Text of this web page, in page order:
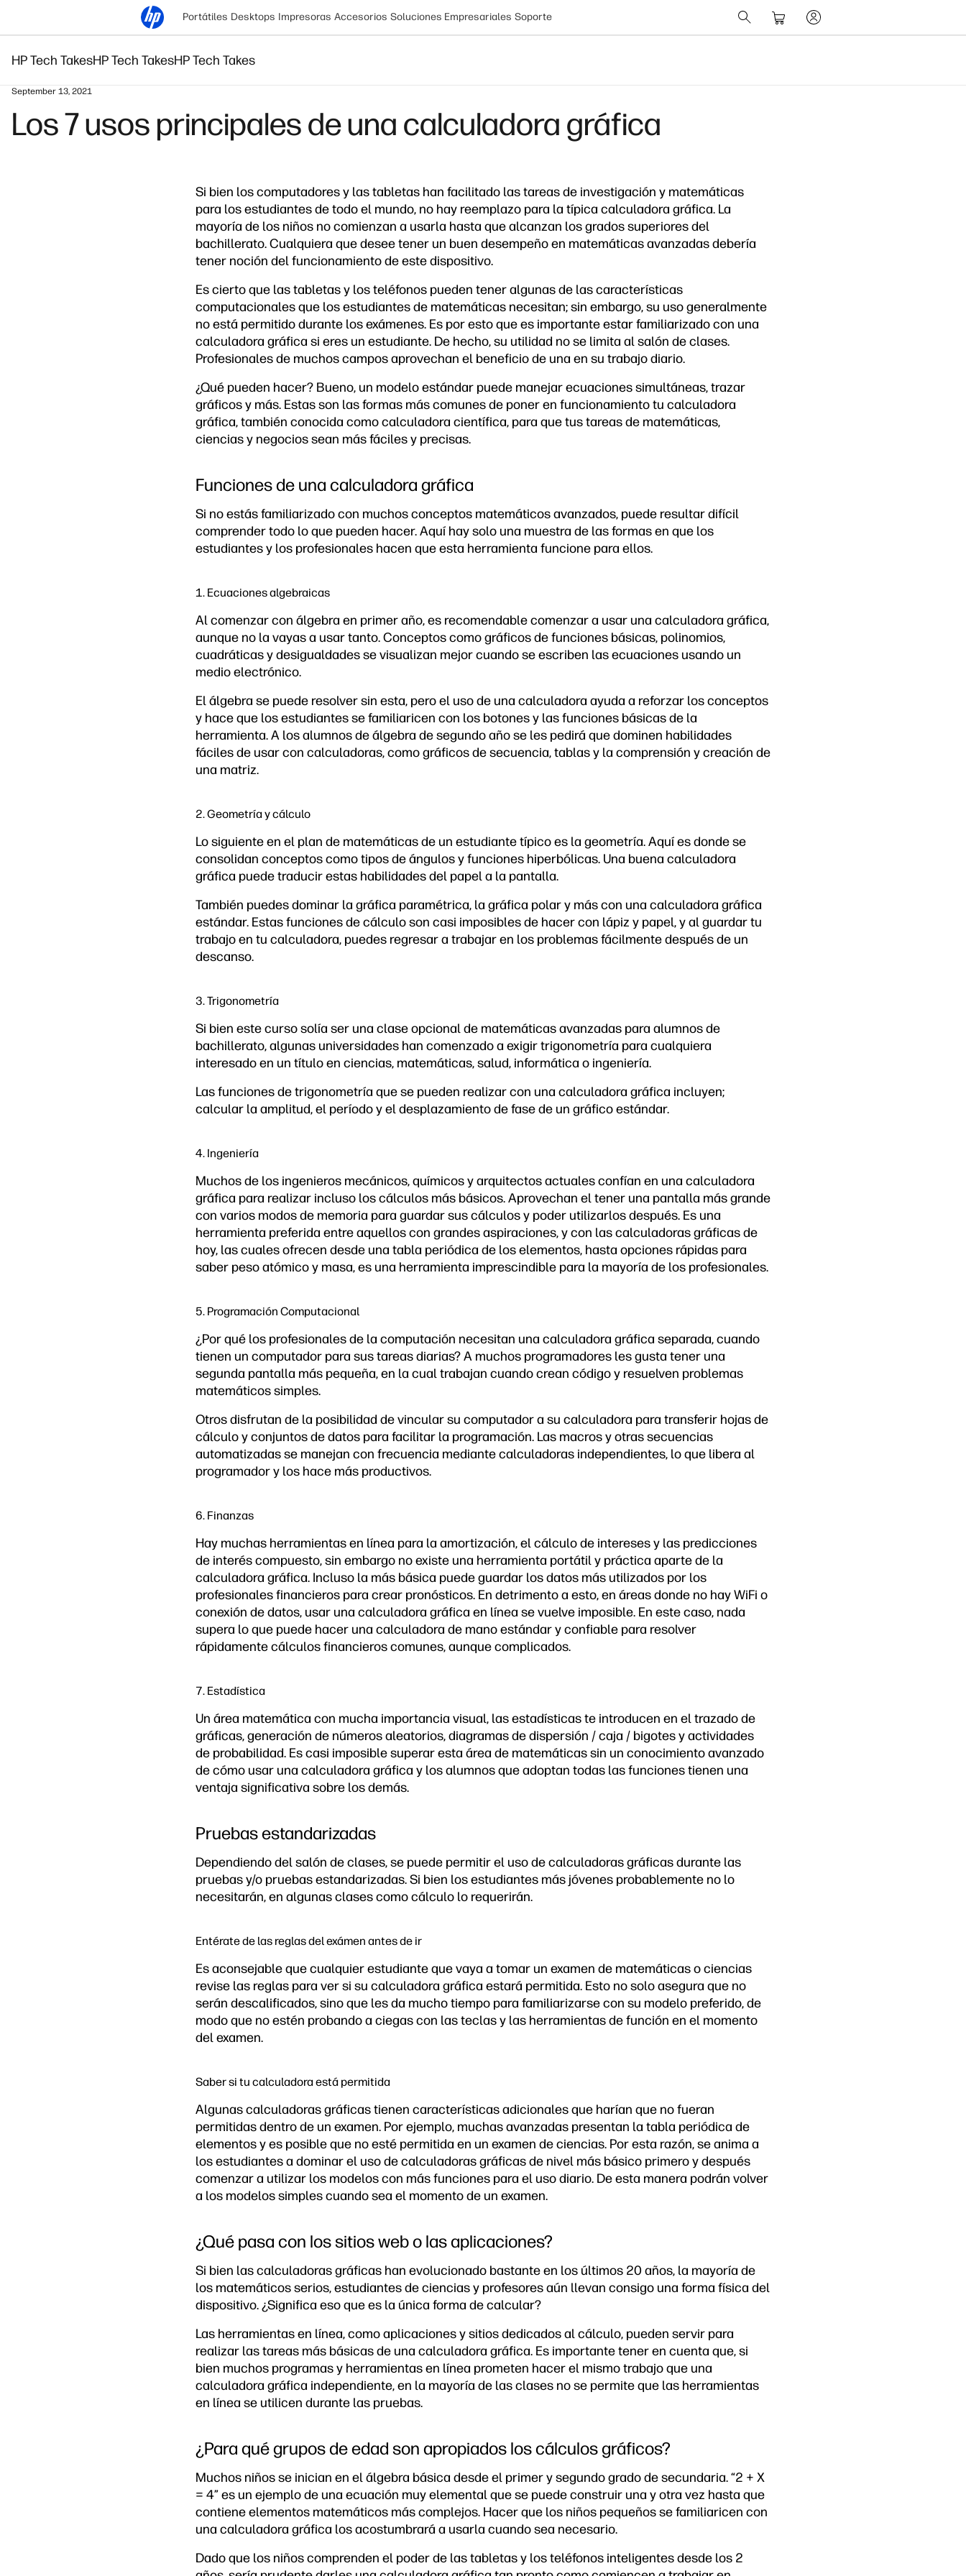
Portátiles Desktops Impresoras Accesorios Soluciones Empresariales Soporte
HP Tech TakesHP Tech TakesHP Tech Takes
September 13, 2021
Los 7 usos principales de una calculadora gráfica
Si bien los computadores y las tabletas han facilitado las tareas de investigación y matemáticas
para los estudiantes de todo el mundo, no hay reemplazo para la típica calculadora gráfica. La
mayoría de los niños no comienzan a usarla hasta que alcanzan los grados superiores del
bachillerato. Cualquiera que desee tener un buen desempeño en matemáticas avanzadas debería
tener noción del funcionamiento de este dispositivo.
Es cierto que las tabletas y los teléfonos pueden tener algunas de las características
computacionales que los estudiantes de matemáticas necesitan; sin embargo, su uso generalmente
no está permitido durante los exámenes. Es por esto que es importante estar familiarizado con una
calculadora gráfica si eres un estudiante. De hecho, su utilidad no se limita al salón de clases.
Profesionales de muchos campos aprovechan el beneficio de una en su trabajo diario.
¿Qué pueden hacer? Bueno, un modelo estándar puede manejar ecuaciones simultáneas, trazar
gráficos y más. Estas son las formas más comunes de poner en funcionamiento tu calculadora
gráfica, también conocida como calculadora científica, para que tus tareas de matemáticas,
ciencias y negocios sean más fáciles y precisas.
Funciones de una calculadora gráfica
Si no estás familiarizado con muchos conceptos matemáticos avanzados, puede resultar difícil
comprender todo lo que pueden hacer. Aquí hay solo una muestra de las formas en que los
estudiantes y los profesionales hacen que esta herramienta funcione para ellos.
1. Ecuaciones algebraicas
Al comenzar con álgebra en primer año, es recomendable comenzar a usar una calculadora gráfica,
aunque no la vayas a usar tanto. Conceptos como gráficos de funciones básicas, polinomios,
cuadráticas y desigualdades se visualizan mejor cuando se escriben las ecuaciones usando un
medio electrónico.
El álgebra se puede resolver sin esta, pero el uso de una calculadora ayuda a reforzar los conceptos
y hace que los estudiantes se familiaricen con los botones y las funciones básicas de la
herramienta. A los alumnos de álgebra de segundo año se les pedirá que dominen habilidades
fáciles de usar con calculadoras, como gráficos de secuencia, tablas y la comprensión y creación de
una matriz.
2. Geometría y cálculo
Lo siguiente en el plan de matemáticas de un estudiante típico es la geometría. Aquí es donde se
consolidan conceptos como tipos de ángulos y funciones hiperbólicas. Una buena calculadora
gráfica puede traducir estas habilidades del papel a la pantalla.
También puedes dominar la gráfica paramétrica, la gráfica polar y más con una calculadora gráfica
estándar. Estas funciones de cálculo son casi imposibles de hacer con lápiz y papel, y al guardar tu
trabajo en tu calculadora, puedes regresar a trabajar en los problemas fácilmente después de un
descanso.
3. Trigonometría
Si bien este curso solía ser una clase opcional de matemáticas avanzadas para alumnos de
bachillerato, algunas universidades han comenzado a exigir trigonometría para cualquiera
interesado en un título en ciencias, matemáticas, salud, informática o ingeniería.
Las funciones de trigonometría que se pueden realizar con una calculadora gráfica incluyen;
calcular la amplitud, el período y el desplazamiento de fase de un gráfico estándar.
4. Ingeniería
Muchos de los ingenieros mecánicos, químicos y arquitectos actuales confían en una calculadora
gráfica para realizar incluso los cálculos más básicos. Aprovechan el tener una pantalla más grande
con varios modos de memoria para guardar sus cálculos y poder utilizarlos después. Es una
herramienta preferida entre aquellos con grandes aspiraciones, y con las calculadoras gráficas de
hoy, las cuales ofrecen desde una tabla periódica de los elementos, hasta opciones rápidas para
saber peso atómico y masa, es una herramienta imprescindible para la mayoría de los profesionales.
5. Programación Computacional
¿Por qué los profesionales de la computación necesitan una calculadora gráfica separada, cuando
tienen un computador para sus tareas diarias? A muchos programadores les gusta tener una
segunda pantalla más pequeña, en la cual trabajan cuando crean código y resuelven problemas
matemáticos simples.
Otros disfrutan de la posibilidad de vincular su computador a su calculadora para transferir hojas de
cálculo y conjuntos de datos para facilitar la programación. Las macros y otras secuencias
automatizadas se manejan con frecuencia mediante calculadoras independientes, lo que libera al
programador y los hace más productivos.
6. Finanzas
Hay muchas herramientas en línea para la amortización, el cálculo de intereses y las predicciones
de interés compuesto, sin embargo no existe una herramienta portátil y práctica aparte de la
calculadora gráfica. Incluso la más básica puede guardar los datos más utilizados por los
profesionales financieros para crear pronósticos. En detrimento a esto, en áreas donde no hay WiFi o
conexión de datos, usar una calculadora gráfica en línea se vuelve imposible. En este caso, nada
supera lo que puede hacer una calculadora de mano estándar y confiable para resolver
rápidamente cálculos financieros comunes, aunque complicados.
7. Estadística
Un área matemática con mucha importancia visual, las estadísticas te introducen en el trazado de
gráficas, generación de números aleatorios, diagramas de dispersión / caja / bigotes y actividades
de probabilidad. Es casi imposible superar esta área de matemáticas sin un conocimiento avanzado
de cómo usar una calculadora gráfica y los alumnos que adoptan todas las funciones tienen una
ventaja significativa sobre los demás.
Pruebas estandarizadas
Dependiendo del salón de clases, se puede permitir el uso de calculadoras gráficas durante las
pruebas y/o pruebas estandarizadas. Si bien los estudiantes más jóvenes probablemente no lo
necesitarán, en algunas clases como cálculo lo requerirán.
Entérate de las reglas del exámen antes de ir
Es aconsejable que cualquier estudiante que vaya a tomar un examen de matemáticas o ciencias
revise las reglas para ver si su calculadora gráfica estará permitida. Esto no solo asegura que no
serán descalificados, sino que les da mucho tiempo para familiarizarse con su modelo preferido, de
modo que no estén probando a ciegas con las teclas y las herramientas de función en el momento
del examen.
Saber si tu calculadora está permitida
Algunas calculadoras gráficas tienen características adicionales que harían que no fueran
permitidas dentro de un examen. Por ejemplo, muchas avanzadas presentan la tabla periódica de
elementos y es posible que no esté permitida en un examen de ciencias. Por esta razón, se anima a
los estudiantes a dominar el uso de calculadoras gráficas de nivel más básico primero y después
comenzar a utilizar los modelos con más funciones para el uso diario. De esta manera podrán volver
a los modelos simples cuando sea el momento de un examen.
¿Qué pasa con los sitios web o las aplicaciones?
Si bien las calculadoras gráficas han evolucionado bastante en los últimos 20 años, la mayoría de
los matemáticos serios, estudiantes de ciencias y profesores aún llevan consigo una forma física del
dispositivo. ¿Significa eso que es la única forma de calcular?
Las herramientas en línea, como aplicaciones y sitios dedicados al cálculo, pueden servir para
realizar las tareas más básicas de una calculadora gráfica. Es importante tener en cuenta que, si
bien muchos programas y herramientas en línea prometen hacer el mismo trabajo que una
calculadora gráfica independiente, en la mayoría de las clases no se permite que las herramientas
en línea se utilicen durante las pruebas.
¿Para qué grupos de edad son apropiados los cálculos gráficos?
Muchos niños se inician en el álgebra básica desde el primer y segundo grado de secundaria. “2 + X
= 4” es un ejemplo de una ecuación muy elemental que se puede construir una y otra vez hasta que
contiene elementos matemáticos más complejos. Hacer que los niños pequeños se familiaricen con
una calculadora gráfica los acostumbrará a usarla cuando sea necesario.
Dado que los niños comprenden el poder de las tabletas y los teléfonos inteligentes desde los 2